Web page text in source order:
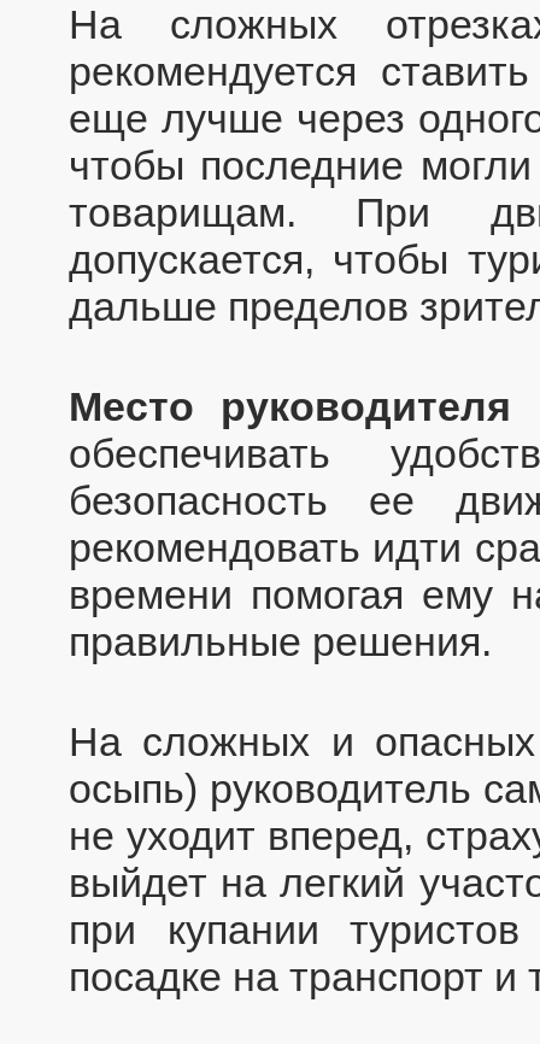
На сложных
рекомендуется
еще лучше через
чтобы последние
товарищам. При
допускается, чтобы
дальше пределов
Место
обеспечивать
безопасность ее
рекомендовать идти
времени помогая ему
правильные решения.
На сложных и опасных
осыпь) руководитель
не уходит вперед,
выйдет на легкий
при купании
посадке на транспорт и